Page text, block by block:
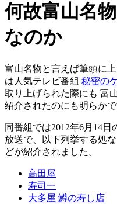
何故富山名
なのか
富山名物と言えば筆頭に
は人気テレビ番組 秘密の
取り上げられた際にも 富
紹介されたのにも明らかで
同番組では2012年6月14日
放送で、以下列挙する処な
どが紹介されました。
高田屋
寿司一
大多屋 鱒の寿し店